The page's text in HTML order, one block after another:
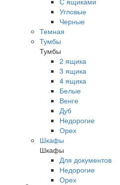
Угловые
Черные
Темная
Тумбы
Тумбы
2 ящика
3 ящика
4 ящика
Белые
Венге
Дуб
Недорогие
Орех
Шкафы
Шкафы
Для документов
Недорогие
Орех